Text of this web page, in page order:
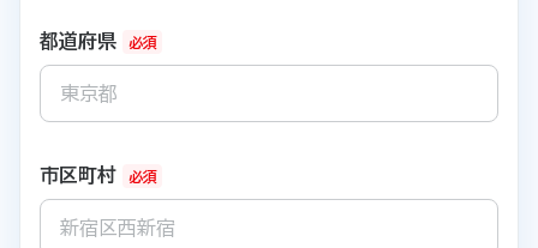
都道府県 必須
市区町村 必須